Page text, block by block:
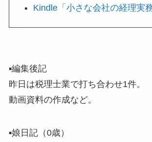
Kindle「小さな会社の経理実務
▪️編集後記
昨日は税理士業で打ち合わせ1件。
動画資料の作成など。
▪️娘日記（0歳）